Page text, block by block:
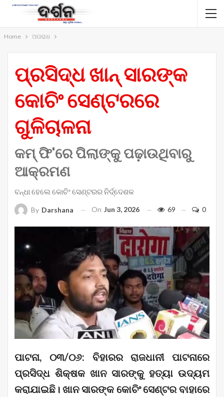
Home ଅପରାଧ
ପ୍ରସିଦ୍ଧ ଖାନ୍ ସାରଙ୍କ
କୋଚିଂ ସେଣ୍ଟରରେ
ଗୁଳିଚାଳନା
କମ୍ ଫି'ରେ ପିଲାଙ୍କୁ ପଢ଼ାଉଥିବାରୁ
ଆକ୍ରମଣ
ବନ୍ଧା ହେଲେ କୋଚିଂ ସେଣ୍ଟରର ନିର୍ଦ୍ଦେଶକ
By Darshana On Jun 3, 2026 69 0
ପାଟନା, ୦୩/୦୬: ବିହାରର ରାଜଧାନୀ ପାଟନାରେ
ପ୍ରସିଦ୍ଧ ଶିକ୍ଷକ ଖାନ ସାରଙ୍କୁ ହତ୍ୟା ଉଦ୍ୟମ
କରାଯାଇଛି। ଖାନ ସାରଙ୍କ କୋଚିଂ ସେଣ୍ଟର ବାହାରେ